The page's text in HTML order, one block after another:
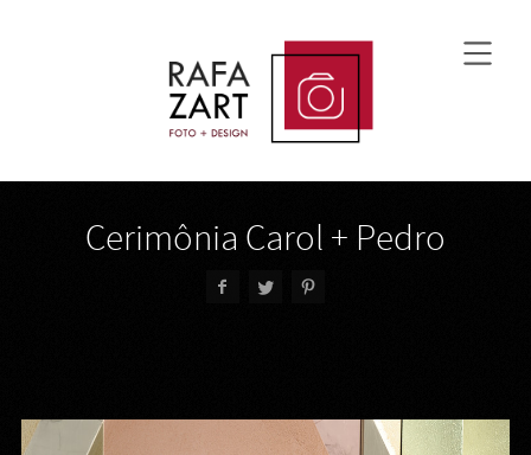
Cerimônia Carol + Pedro